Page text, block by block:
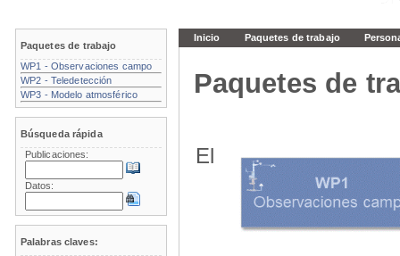
Inicio Paquetes de trabajo
Paquetes de
El
Paquetes de trabajo
WP1 - Observaciones campo
WP2 - Teledetección
WP3 - Modelo atmosférico
Búsqueda rápida
Publicaciones:
Datos:
Palabras claves: